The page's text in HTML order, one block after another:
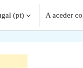
‎(pt)‎ A aceder